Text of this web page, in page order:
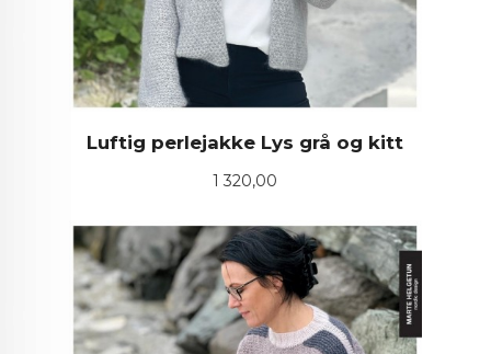
Luftig perlejakke Lys grå og kitt
Pris
1 320,00